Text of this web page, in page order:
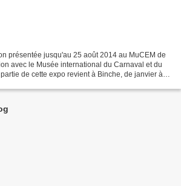
présentée jusqu'au 25 août 2014 au MuCEM de
avec le Musée international du Carnaval et du
de cette expo revient à Binche, de janvier à